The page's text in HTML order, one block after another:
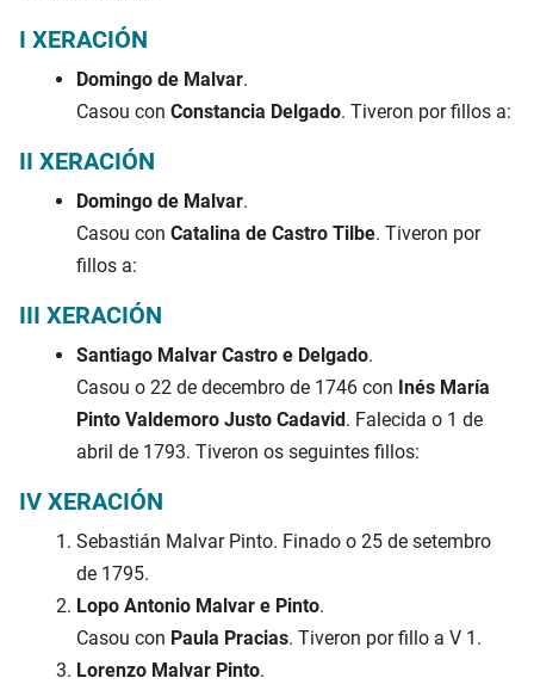
I XERACIÓN
Domingo de Malvar.
Casou con Constancia Delgado. Tiveron por fillos a:
II XERACIÓN
Domingo de Malvar.
Casou con Catalina de Castro Tilbe. Tiveron por
fillos a:
III XERACIÓN
Santiago Malvar Castro e Delgado.
Casou o 22 de decembro de 1746 con Inés María
Pinto Valdemoro Justo Cadavid . Falecida o 1 de
abril de 1793. Tiveron os seguintes fillos:
IV XERACIÓN
Sebastián Malvar Pinto. Finado o 25 de setembro
de 1795.
Lopo Antonio Malvar e Pinto.
Casou con Paula Pracias. Tiveron por fillo a V 1.
Lorenzo Malvar Pinto.